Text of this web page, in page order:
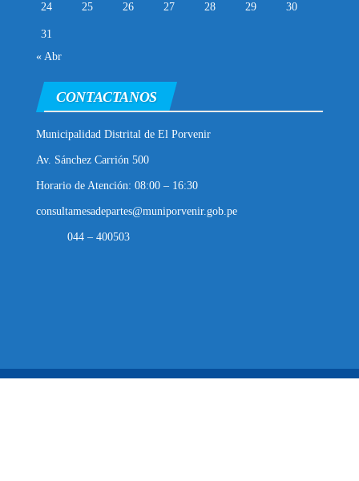
24 25 26 27 28 29 30
31
« Abr
CONTACTANOS
Municipalidad Distrital de El Porvenir
Av. Sánchez Carrión 500
Horario de Atención: 08:00 – 16:30
consultamesadepartes@muniporvenir.gob.pe
044 – 400503